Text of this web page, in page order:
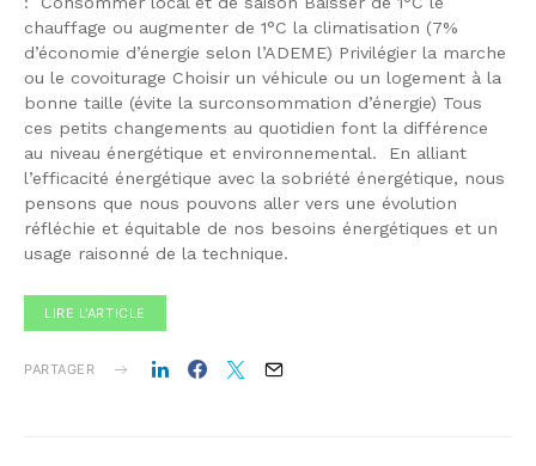
chauffage ou augmenter de 1°C la climatisation (7%
d’économie d’énergie selon l’ADEME) Privilégier la marche
ou le covoiturage Choisir un véhicule ou un logement à la
bonne taille (évite la surconsommation d’énergie) Tous
ces petits changements au quotidien font la différence
au niveau énergétique et environnemental. En alliant
l’efficacité énergétique avec la sobriété énergétique, nous
pensons que nous pouvons aller vers une évolution
réfléchie et équitable de nos besoins énergétiques et un
usage raisonné de la technique.
LIRE L'ARTICLE
PARTAGER